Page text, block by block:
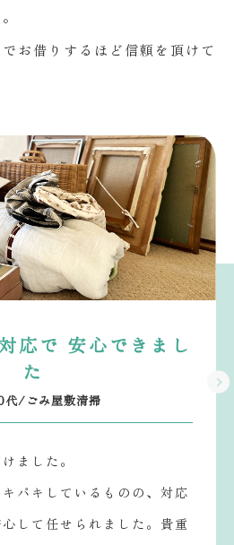
お借りするほど信頼を頂けて
応で 安心できまし
た
代/ごみ屋敷清掃
ました。
パキしているものの、対応
して任せられました。貴重